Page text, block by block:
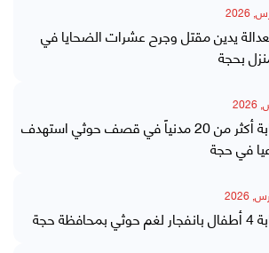
يدين مقتل وجرح عشرات الضحايا في
بحجة
مقتل وإصابة أكثر من 20 مدنياً في قصف حوثي استهدف
في حجة
حجة